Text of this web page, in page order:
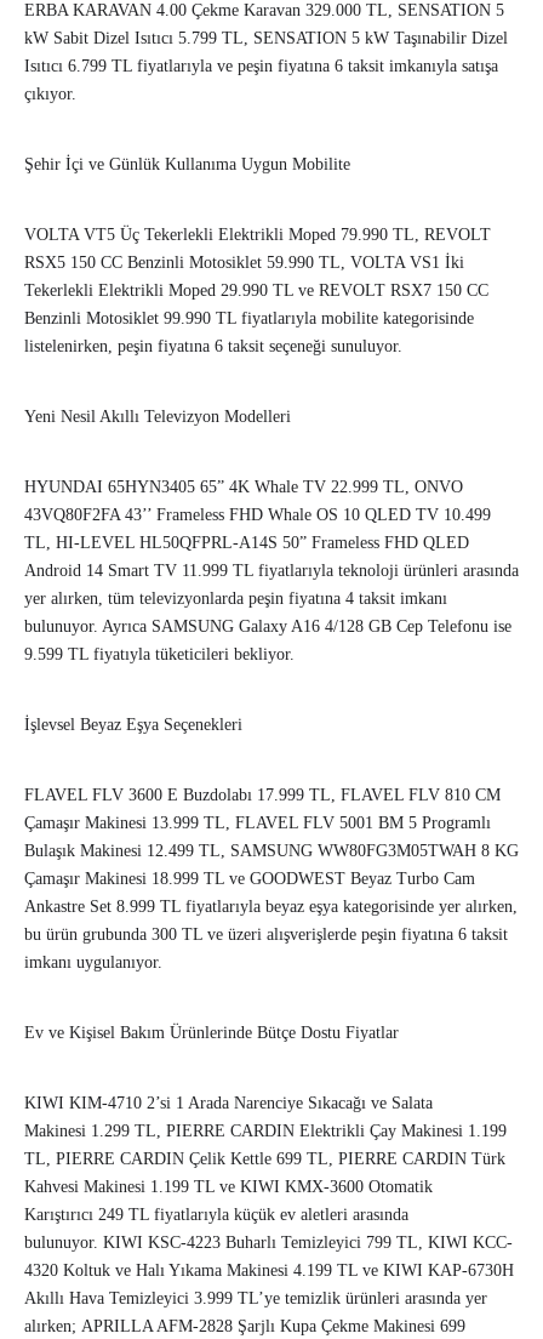
ERBA KARAVAN 4.00 Çekme Karavan 329.000 TL, SENSATION 5
kW Sabit Dizel Isıtıcı 5.799 TL, SENSATION 5 kW Taşınabilir Dizel
Isıtıcı 6.799 TL fiyatlarıyla ve peşin fiyatına 6 taksit imkanıyla satışa
çıkıyor.
Şehir İçi ve Günlük Kullanıma Uygun Mobilite
VOLTA VT5 Üç Tekerlekli Elektrikli Moped 79.990 TL, REVOLT
RSX5 150 CC Benzinli Motosiklet 59.990 TL, VOLTA VS1 İki
Tekerlekli Elektrikli Moped 29.990 TL ve REVOLT RSX7 150 CC
Benzinli Motosiklet 99.990 TL fiyatlarıyla mobilite kategorisinde
listelenirken, peşin fiyatına 6 taksit seçeneği sunuluyor.
Yeni Nesil Akıllı Televizyon Modelleri
HYUNDAI 65HYN3405 65” 4K Whale TV 22.999 TL, ONVO
43VQ80F2FA 43’’ Frameless FHD Whale OS 10 QLED TV 10.499
TL, HI-LEVEL HL50QFPRL-A14S 50” Frameless FHD QLED
Android 14 Smart TV 11.999 TL fiyatlarıyla teknoloji ürünleri arasında
yer alırken, tüm televizyonlarda peşin fiyatına 4 taksit imkanı
bulunuyor. Ayrıca SAMSUNG Galaxy A16 4/128 GB Cep Telefonu ise
9.599 TL fiyatıyla tüketicileri bekliyor.
İşlevsel Beyaz Eşya Seçenekleri
FLAVEL FLV 3600 E Buzdolabı 17.999 TL, FLAVEL FLV 810 CM
Çamaşır Makinesi 13.999 TL, FLAVEL FLV 5001 BM 5 Programlı
Bulaşık Makinesi 12.499 TL, SAMSUNG WW80FG3M05TWAH 8 KG
Çamaşır Makinesi 18.999 TL ve GOODWEST Beyaz Turbo Cam
Ankastre Set 8.999 TL fiyatlarıyla beyaz eşya kategorisinde yer alırken,
bu ürün grubunda 300 TL ve üzeri alışverişlerde peşin fiyatına 6 taksit
imkanı uygulanıyor.
Ev ve Kişisel Bakım Ürünlerinde Bütçe Dostu Fiyatlar
KIWI KIM-4710 2’si 1 Arada Narenciye Sıkacağı ve Salata
Makinesi 1.299 TL, PIERRE CARDIN Elektrikli Çay Makinesi 1.199
TL, PIERRE CARDIN Çelik Kettle 699 TL, PIERRE CARDIN Türk
Kahvesi Makinesi 1.199 TL ve KIWI KMX-3600 Otomatik
Karıştırıcı 249 TL fiyatlarıyla küçük ev aletleri arasında
bulunuyor. KIWI KSC-4223 Buharlı Temizleyici 799 TL, KIWI KCC-
4320 Koltuk ve Halı Yıkama Makinesi 4.199 TL ve KIWI KAP-6730H
Akıllı Hava Temizleyici 3.999 TL’ye temizlik ürünleri arasında yer
alırken; APRILLA AFM-2828 Şarjlı Kupa Çekme Makinesi 699